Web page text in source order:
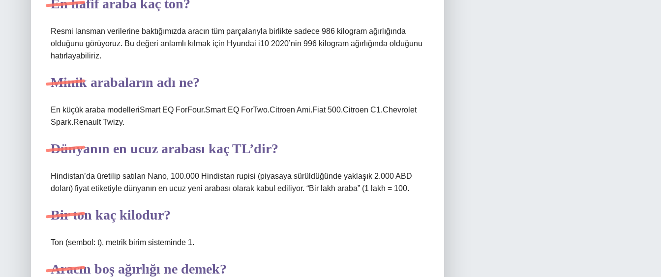
En hafif araba kaç ton?
Resmi lansman verilerine baktığımızda aracın tüm parçalarıyla birlikte sadece 986 kilogram ağırlığında
olduğunu görüyoruz. Bu değeri anlamlı kılmak için Hyundai i10 2020’nin 996 kilogram ağırlığında olduğunu
hatırlayabiliriz.
Minik arabaların adı ne?
En küçük araba modelleriSmart EQ ForFour.Smart EQ ForTwo.Citroen Ami.Fiat 500.Citroen C1.Chevrolet
Spark.Renault Twizy.
Dünyanın en ucuz arabası kaç TL’dir?
Hindistan’da üretilip satılan Nano, 100.000 Hindistan rupisi (piyasaya sürüldüğünde yaklaşık 2.000 ABD
doları) fiyat etiketiyle dünyanın en ucuz yeni arabası olarak kabul ediliyor. “Bir lakh araba” (1 lakh = 100.
Bir ton kaç kilodur?
Ton (sembol: t), metrik birim sisteminde 1.
Aracın boş ağırlığı ne demek?